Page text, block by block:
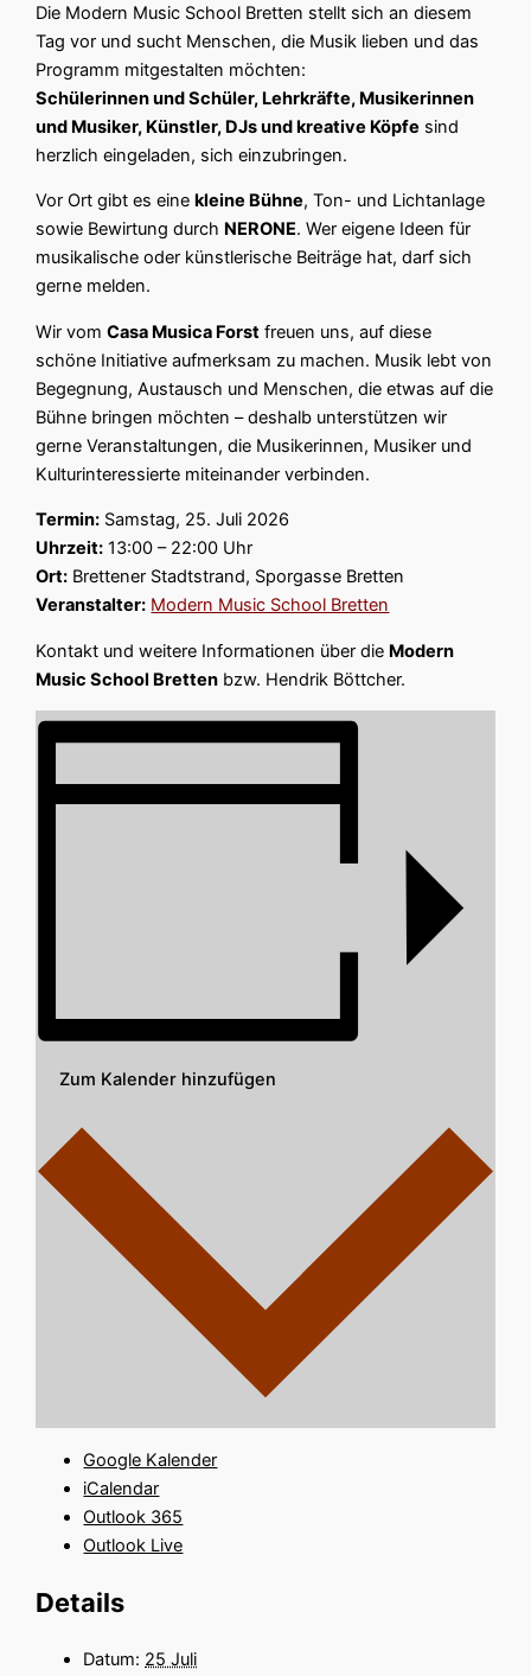
Die Modern Music School Bretten stellt sich an diesem
Tag vor und sucht Menschen, die Musik lieben und das
Programm mitgestalten möchten:
Schülerinnen und Schüler, Lehrkräfte, Musikerinnen
und Musiker, Künstler, DJs und kreative Köpfe sind
herzlich eingeladen, sich einzubringen.
Vor Ort gibt es einekleine Bühne, Ton- und Lichtanlage
sowie Bewirtung durch NERONE. Wer eigene Ideen für
musikalische oder künstlerische Beiträge hat, darf sich
gerne melden.
Wir vomCasa Musica Forst freuen uns, auf diese
schöne Initiative aufmerksam zu machen. Musik lebt von
Begegnung, Austausch und Menschen, die etwas auf die
Bühne bringen möchten – deshalb unterstützen wir
gerne Veranstaltungen, die Musikerinnen, Musiker und
Kulturinteressierte miteinander verbinden.
Termin: Samstag, 25. Juli 2026
Uhrzeit: 13:00 – 22:00 Uhr
Ort: Brettener Stadtstrand, Sporgasse Bretten
Veranstalter: Modern Music School Bretten
Kontakt und weitere Informationen über die Modern
Music School Bretten bzw. Hendrik Böttcher.
Zum Kalender hinzufügen
Google Kalender
iCalendar
Outlook 365
Outlook Live
Details
Datum: 25 Juli